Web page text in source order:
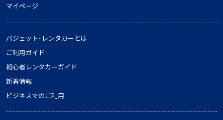
マイページ
バジェット･レンタカーとは
ご利用ガイド
初心者レンタカーガイド
新着情報
ビジネスでのご利用